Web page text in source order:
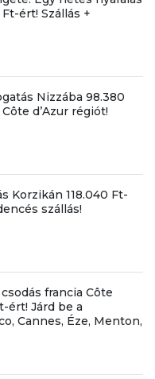
ért! Szállás +
Nizzába 98.380
d’Azur régiót!
Korzikán 118.040 Ft-
szállás!
francia Côte
ért! Járd be a
Cannes, Éze, Menton,